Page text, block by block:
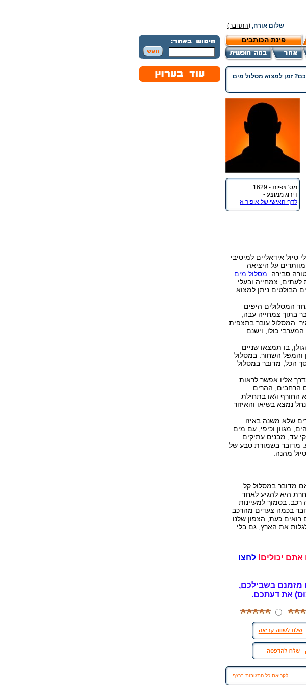
שלום אורח, (התחבר)
פינת הכותבים
זמן למצוא מסלול מים
מס' צפיות - 1629
דירוג ממוצע -
לדף האישי של אופיר א
טיול אידאליים למיטיבי
על היציאה
סבירה. מסלול מים
צמחייה ובעלי
הבולטים ניתן למצוא
המסלולים היפים
בתוך צמחייה עבה,
המסלול עובר בתצפית
כולו, וישנם
בו תמצאו שניים
והמפל השחור. במסלול
הכל, מדובר במסלול
אליו אפשר לראות
הרחבים, ההרים
החורף ו\או בתחילת
נמצא בשיאו והאיזור
שלא משנה באיזו
מגוון וכיפי; עם מים
עד, מבנים עתיקים
מדובר בשמורת טבע של
מהנה.
מדובר במסלול קל
היא להגיע לאחד
בסמוך למעיינות
בכמה צעדים מהרכב
כעת, הצפון שלנו
את הארץ, גם בלי
יכולים! לחצו
מזמנם בשבילכם,
את דעתכם.
לקריאת כל התגובות ברצף